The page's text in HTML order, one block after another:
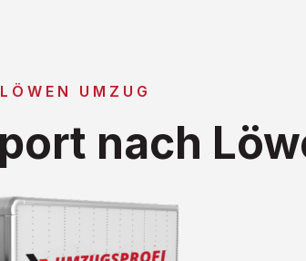
UMZUG
nach